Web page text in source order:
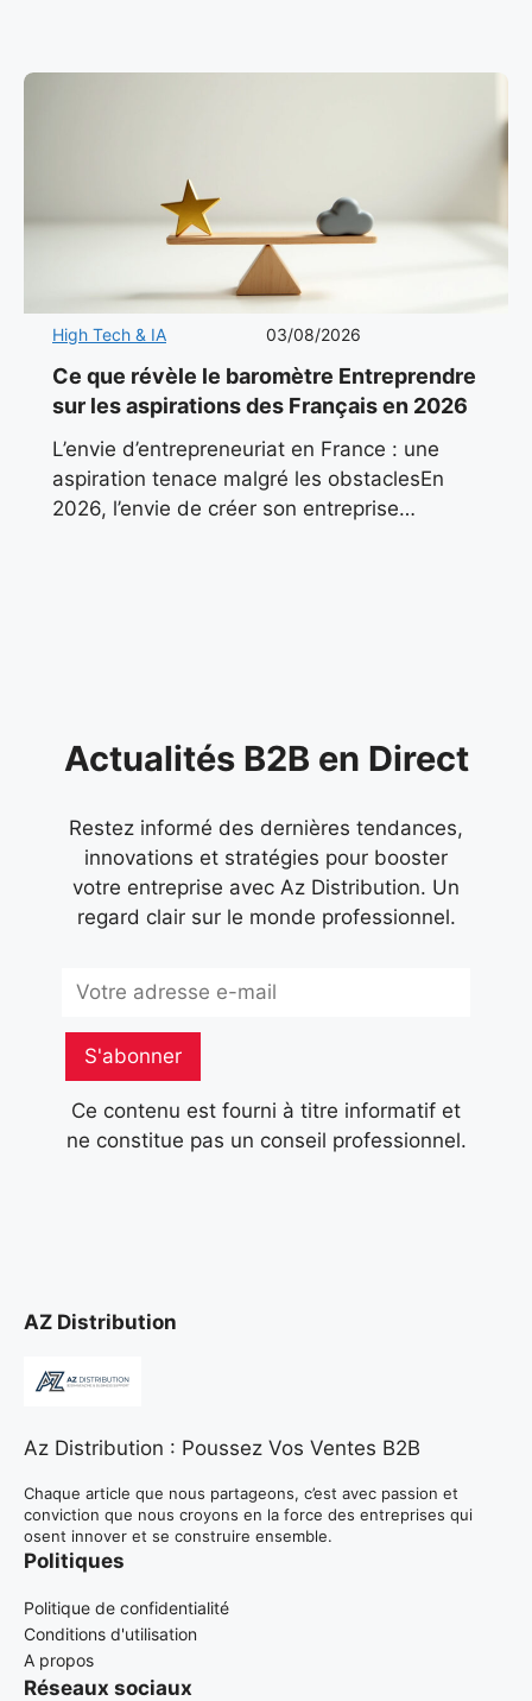
High Tech & IA 03/08/2026
Ce que révèle le baromètre Entreprendre
sur les aspirations des Français en 2026
L’envie d’entrepreneuriat en France : une
aspiration tenace malgré les obstaclesEn
2026, l’envie de créer son entreprise
Actualités B2B en Direct
Restez informé des dernières tendances,
innovations et stratégies pour booster
votre entreprise avec Az Distribution. Un
regard clair sur le monde professionnel.
S'abonner
Ce contenu est fourni à titre informatif et
ne constitue pas un conseil professionnel.
AZ Distribution
Az Distribution : Poussez Vos Ventes B2B
Chaque article que nous partageons, c’est avec passion et
conviction que nous croyons en la force des entreprises qui
osent innover et se construire ensemble.
Politiques
Politique de confidentialité
Conditions d'utilisation
A propos
Réseaux sociaux